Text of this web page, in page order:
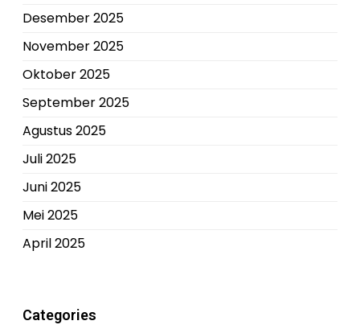
Desember 2025
November 2025
Oktober 2025
September 2025
Agustus 2025
Juli 2025
Juni 2025
Mei 2025
April 2025
Categories